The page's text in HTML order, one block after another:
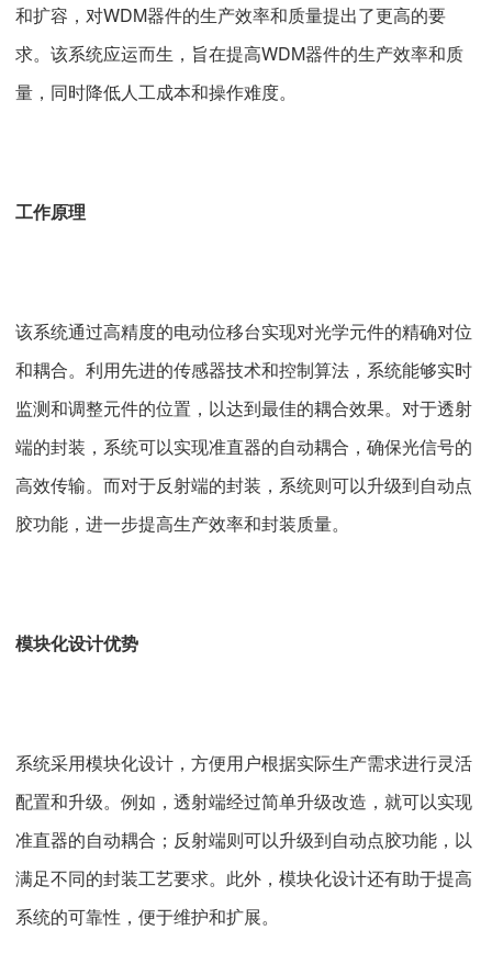
和扩容，对WDM器件的生产效率和质量提出了更高的要
求。该系统应运而生，旨在提高WDM器件的生产效率和质
量，同时降低人工成本和操作难度。
工作原理
该系统通过高精度的电动位移台实现对光学元件的精确对位
和耦合。利用先进的传感器技术和控制算法，系统能够实时
监测和调整元件的位置，以达到最佳的耦合效果。对于透射
端的封装，系统可以实现准直器的自动耦合，确保光信号的
高效传输。而对于反射端的封装，系统则可以升级到自动点
胶功能，进一步提高生产效率和封装质量。
模块化设计优势
系统采用模块化设计，方便用户根据实际生产需求进行灵活
配置和升级。例如，透射端经过简单升级改造，就可以实现
准直器的自动耦合；反射端则可以升级到自动点胶功能，以
满足不同的封装工艺要求。此外，模块化设计还有助于提高
系统的可靠性，便于维护和扩展。